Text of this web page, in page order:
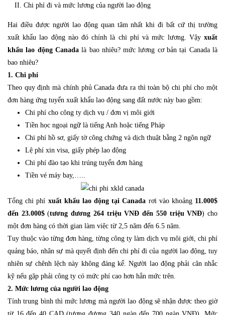
II. Chi phí đi và mức lương của người lao động
Hai điều được người lao động quan tâm nhất khi đi bất cứ thị trường
xuất khẩu lao động nào đó chính là chi phí và mức lương. Vậy xuất
khẩu lao động Canadalà bao nhiêu? mức lương cơ bản tại Canada là
bao nhiêu?
1. Chi phí
Theo quy định mà chính phủ Canada đưa ra thì toàn bộ chi phí cho một
đơn hàng ứng tuyển xuất khẩu lao động sang đất nước này bao gồm:
Chi phí cho công ty dịch vụ / đơn vị môi giới
Tiền học ngoại ngữ là tiếng Anh hoặc tiếng Pháp
Chi phí hồ sơ, giấy tờ công chứng và dịch thuật bằng 2 ngôn ngữ
Lệ phí xin visa, giấy phép lao động
Chi phí đào tạo khi trúng tuyển đơn hàng
Tiền vé máy bay,…..
Tổng chi phí xuất khẩu lao động tại Canada rơi vào khoảng 11.000$
đến 23.000$(tương đương 264 triệu VNĐ đến 550 triệu VNĐ) cho
một đơn hàng có thời gian làm việc từ 2,5 năm đến 6.5 năm.
Tuy thuộc vào từng đơn hàng, từng công ty làm dịch vụ môi giới, chi phí
quảng báo, nhân sự mà quyết định đến chi phí đi của người lao động, tuy
nhiên sự chênh lệch này không đáng kể. Người lao động phải cân nhắc
kỹ nếu gặp phải công ty có mức phí cao hơn hẳn mức trên.
2. Mức lương của người lao động
Tính trung bình thì mức lương mà người lao động sẽ nhận được theo giờ